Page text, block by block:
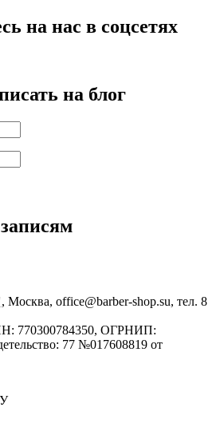
на нас в соцсетях
на блог
, Москва, office@barber-shop.su, тел. 8
770300784350, ОГРНИП:
77 №017608819 от